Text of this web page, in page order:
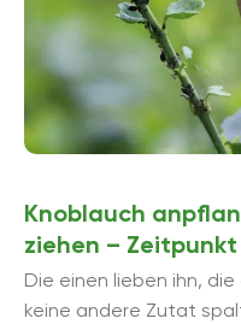
Knoblauch
ziehen –
Die einen lieben ihn,
keine andere Zutat